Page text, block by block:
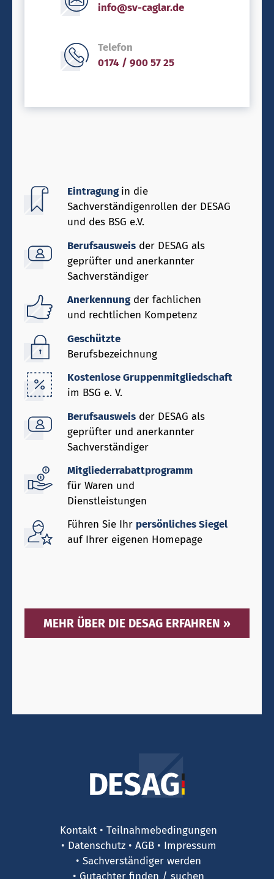
info@sv-caglar.de
Telefon
0174 / 900 57 25
Eintragungin die
Sachverständigenrollen der DESAG
und des BSG e.V.
Berufsausweis der DESAG als
geprüfter und anerkannter
Sachverständiger
Anerkennungder fachlichen
und rechtlichen Kompetenz
Geschützte
Berufsbezeichnung
Kostenlose Gruppenmitgliedschaft
im BSG e. V.
Berufsausweis der DESAG als
geprüfter und anerkannter
Sachverständiger
Mitgliederrabattprogramm
für Waren und
Dienstleistungen
Führen Sie Ihr persönliches Siegel
auf Ihrer eigenen Homepage
MEHR ÜBER DIE DESAG ERFAHREN »
Kontakt
Teilnahmebedingungen
Datenschutz
AGB
Impressum
Sachverständiger werden